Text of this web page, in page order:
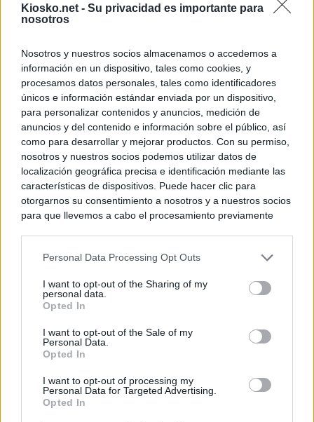
Kiosko.net - Su privacidad es importante para
nosotros
Nosotros y nuestros socios almacenamos o accedemos a
información en un dispositivo, tales como cookies, y
procesamos datos personales, tales como identificadores
únicos e información estándar enviada por un dispositivo,
para personalizar contenidos y anuncios, medición de
anuncios y del contenido e información sobre el público, así
como para desarrollar y mejorar productos. Con su permiso,
nosotros y nuestros socios podemos utilizar datos de
localización geográfica precisa e identificación mediante las
características de dispositivos. Puede hacer clic para
otorgarnos su consentimiento a nosotros y a nuestros socios
para que llevemos a cabo el procesamiento previamente
negar su consentimiento. Tenga en cuenta que algún
de su consentimiento, pero usted tiene el derecho de
rechazar tal procesamiento. Sus preferencias se aplicarán
cualquier momento entrando de nuevo en este sitio web o
visitando nuestra política de privacidad.
Personal Data Processing Opt Outs
I want to opt-out of the Sharing of my
personal data.
Opted In
I want to opt-out of the Sale of my
Personal Data.
Opted In
I want to opt-out of processing my
Personal Data for Targeted Advertising.
Opted In